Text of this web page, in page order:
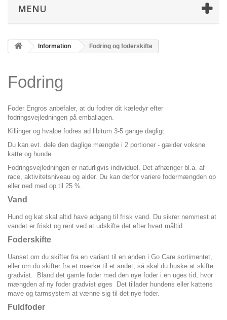
MENU
Information Fodring og foderskifte
Fodring
Foder Engros anbefaler, at du fodrer dit kæledyr efter
fodringsvejledningen på emballagen.
Killinger og hvalpe fodres ad libitum 3-5 gange dagligt.
Du kan evt. dele den daglige mængde i 2 portioner - gælder voksne
katte og hunde.
Fodringsvejledningen er naturligvis individuel. Det afhænger bl.a. af
race, aktivitetsniveau og alder. Du kan derfor variere fodermængden op
eller ned med op til 25 %.
Vand
Hund og kat skal altid have adgang til frisk vand. Du sikrer nemmest at
vandet er friskt og rent ved at udskifte det efter hvert måltid.
Foderskifte
Uanset om du skifter fra en variant til en anden i Go Care sortimentet,
eller om du skifter fra et mærke til et andet, så skal du huske at skifte
gradvist. Bland det gamle foder med den nye foder i en uges tid, hvor
mængden af ny foder gradvist øges Det tillader hundens eller kattens
mave og tarmsystem at vænne sig til det nye foder.
Fuldfoder